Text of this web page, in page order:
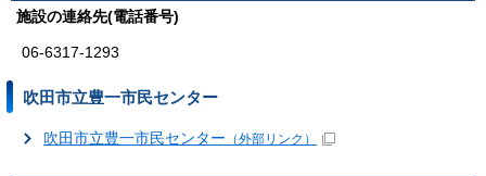
施設の連絡先(電話番号)
06-6317-1293
吹田市立豊一市民センター
吹田市立豊一市民センター （外部リンク）